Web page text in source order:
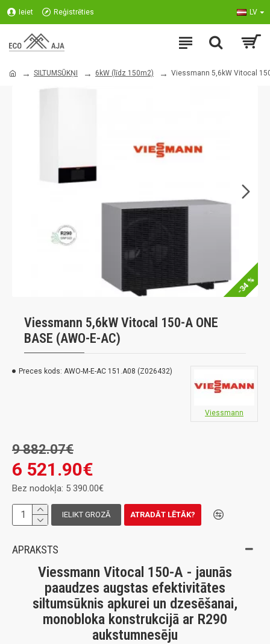
Ieiet Reģistrēties LV
SILTUMSŪKŅI 6kW (līdz 150m2) Viessmann 5,6kW Vitocal
-34 %
Viessmann 5,6kW Vitocal 150-A ONE
BASE (AWO-E-AC)
Preces kods: AWO-M-E-AC 151.A08 (Z026432)
Viessmann
6 521.90€
9 882.07€
Bez nodokļa: 5 390.00€
IELIKT GROZĀ ATRADĀT LĒTĀK?
APRAKSTS
Viessmann Vitocal 150-A - jaunās
paaudzes augstas efektivitātes
siltumsūknis apkurei un dzesēšanai,
monobloka konstrukcijā ar R290
aukstumnesēju